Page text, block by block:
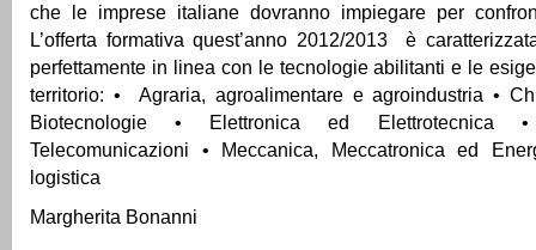
che le imprese italiane dovranno impiegare per
L’offerta formativa quest’anno 2012/2013 è
perfettamente in linea con le tecnologie abilitanti e le
territorio: • Agraria, agroalimentare e agroindustria •
Biotecnologie • Elettronica ed Elettrotecnica
Telecomunicazioni • Meccanica, Meccatronica ed
logistica
Margherita Bonanni